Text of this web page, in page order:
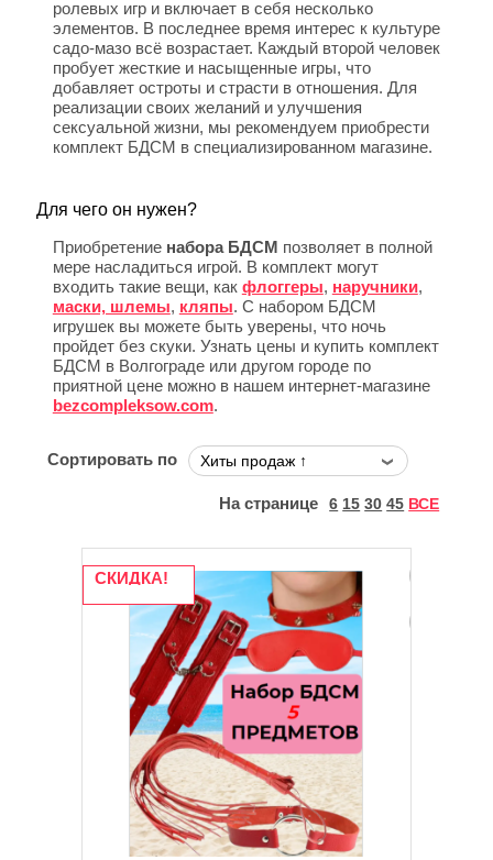
ролевых игр и включает в себя несколько
элементов. В последнее время интерес к культуре
садо-мазо всё возрастает. Каждый второй человек
пробует жесткие и насыщенные игры, что
добавляет остроты и страсти в отношения. Для
реализации своих желаний и улучшения
сексуальной жизни, мы рекомендуем приобрести
комплект БДСМ в специализированном магазине.
Для чего он нужен?
Приобретение набора БДСМ позволяет в полной
мере насладиться игрой. В комплект могут
входить такие вещи, как флоггеры, наручники,
маски, шлемы, кляпы. С набором БДСМ
игрушек вы можете быть уверены, что ночь
пройдет без скуки. Узнать цены и купить комплект
БДСМ в Волгограде или другом городе по
приятной цене можно в нашем интернет-магазине
bezcompleksow.com.
Сортировать по
На странице 6 15 30 45 ВСЕ
СКИДКА!